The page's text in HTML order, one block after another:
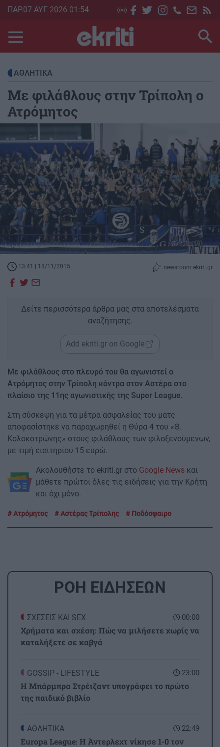
Skip
main
content
ΠΑΡ.07 ΑΥΓ 2026 01:54
ΑΘΛΗΤΙΚΑ
Με φιλάθλους στην Τρίπολη ο
Ατρόμητος
13:41 | 18/11/2015 newsroom ekriti.gr
Δείτε περισσότερα άρθρα μας στα αποτελέσματα
αναζήτησης.
Add ekriti.gr on Google
Με φιλάθλους στο πλευρό του θα αγωνιστεί ο
Ατρόμητος στην Τρίπολη κόντρα στον Αστέρα στο
πλαίσιο της 11ης αγωνιστικής της Super League.
Στη σύσκεψη για τα μέτρα ασφαλείας του ματς
αποφασίστηκε να παραχωρηθεί η Θύρα 4 του «Θ.
Κολοκοτρώνης» στους φιλάθλους των φιλοξενούμενων,
με τιμή εισιτηρίου 15 ευρώ.
Ακολουθήστε το ekriti.gr στο Google News και
μάθετε πρώτοι όλες τις ειδήσεις για την Κρήτη
και όχι μόνο.
Ατρόμητος Αστέρας Τρίπολης Ποδόσφαιρο
ΡΟΗ ΕΙΔΗΣΕΩΝ
00:00
ΣΧΕΣΕΙΣ ΚΑΙ SEX
Χρήματα και σχέση: Πώς να μιλήσετε χωρίς να
καταλήξετε σε καβγά
23:00
GOSSIP - LIFESTYLE
Η Μπάρμπρα Στρέιζαντ υπογράφει το πρώτο
της παιδικό βιβλίο
22:49
ΑΘΛΗΤΙΚΑ
Europa League: Η Άντερλεχτ νίκησε 1-0 τον